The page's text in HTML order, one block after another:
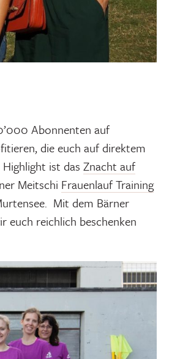
Abonnenten auf
die euch auf direktem
ist das Znacht auf
Meitschi Frauenlauf Training
Mit dem Bärner
euch reichlich beschenken